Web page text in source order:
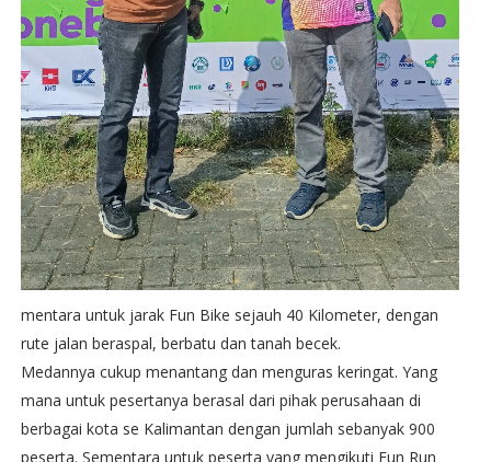
mentara untuk jarak Fun Bike sejauh 40 Kilometer, dengan
rute jalan beraspal, berbatu dan tanah becek.
Medannya cukup menantang dan menguras keringat. Yang
mana untuk pesertanya berasal dari pihak perusahaan di
berbagai kota se Kalimantan dengan jumlah sebanyak 900
peserta. Sementara untuk peserta yang mengikuti Fun Run